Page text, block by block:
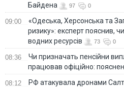
Байдена
97 0
09:00
«Одеська, Херсонська та
ризику»: експерт пояснив,
водних ресурсів
73 0
08:36
Чи призначать пенсійни
працював офіційно:
08:12
РФ атакувала дронами